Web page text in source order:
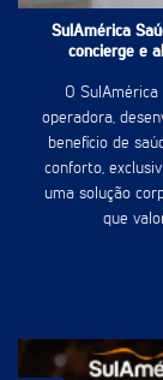
SulAmérica
concierge e
O
operadora,
benefício de
conforto,
uma solução
que